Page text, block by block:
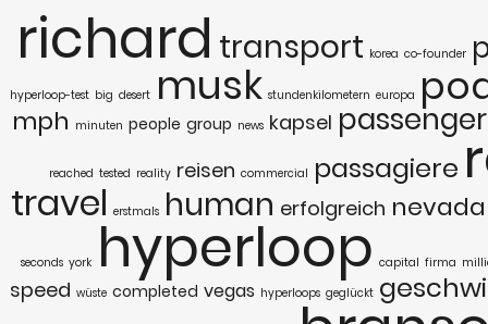
richard transport korea co-founder
hyperloop-test big desert musk stundenkilometern europa
mph minuten people group news kapsel passenger
reached tested reality reisen commercial passagiere
travel erstmals human erfolgreich nevada
seconds york hyperloop capital firma
speed wüste completed vegas hyperloops geglückt